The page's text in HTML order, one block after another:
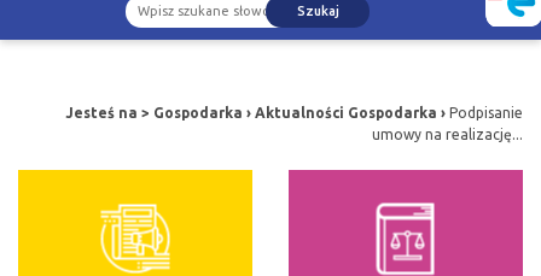
Szukaj
Jesteś na > Gospodarka › Aktualności Gospodarka › Podpisanie
umowy na realizację...